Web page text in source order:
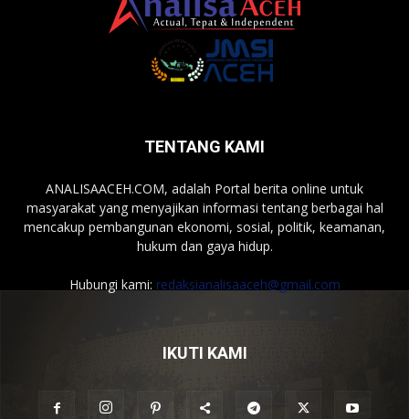
TENTANG KAMI
ANALISAACEH.COM, adalah Portal berita online untuk
masyarakat yang menyajikan informasi tentang berbagai hal
mencakup pembangunan ekonomi, sosial, politik, keamanan,
hukum dan gaya hidup.
Hubungi kami: redaksianalisaaceh@gmail.com
IKUTI KAMI